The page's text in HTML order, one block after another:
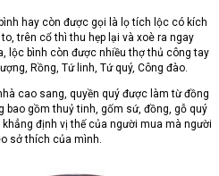
hay còn được gọi là lọ tích lộc có kích
trên cổ thì thu hẹp lại và xoè ra ngay
lộc bình còn được nhiều thợ thủ công tay
Rồng, Tứ linh, Tứ quý, Công đào.
cao sang, quyền quý được làm từ đồng
bao gồm thuỷ tinh, gốm sứ, đồng, gỗ quý
định vị thế của người mua mà người
sở thích của mình.